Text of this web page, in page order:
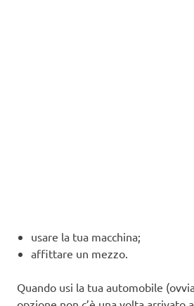
usare la tua macchina;
affittare un mezzo.
Quando usi la tua automobile